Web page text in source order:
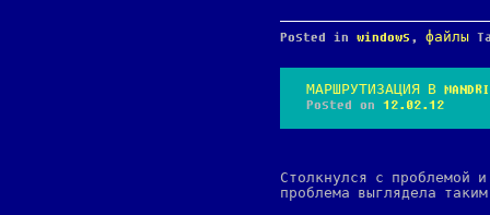
Posted in windows , файлы
МАРШРУТИЗАЦИЯ В
Posted on 12.02.12
Столкнулся с проблемой
проблема выглядела